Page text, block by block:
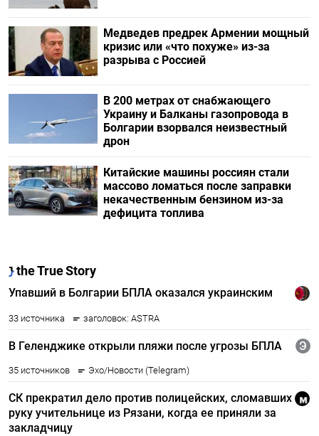
Медведев предрек Армении мощный
кризис или «что похуже» из-за
разрыва с Россией
В 200 метрах от снабжающего
Украину и Балканы газопровода в
Болгарии взорвался неизвестный
дрон
Китайские машины россиян стали
массово ломаться после заправки
некачественным бензином из-за
дефицита топлива